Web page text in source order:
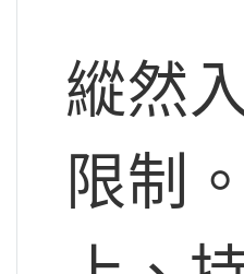
縱然
限制